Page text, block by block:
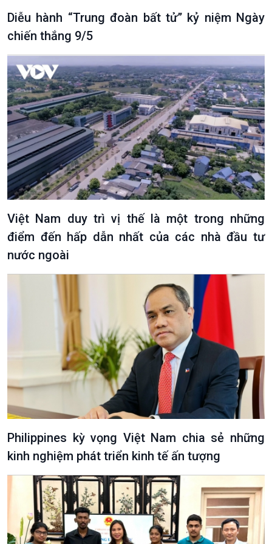
Văn hoá & Du lịch
Tin Văn hoá & Du lịch
Câu chuyện Thể thao
Multimedia
Ảnh
Infographic
E-Magazine
Diễu hành “Trung đoàn bất tử” kỷ niệm Ngày
chiến thắng 9/5
Việt Nam duy trì vị thế là một trong những
điểm đến hấp dẫn nhất của các nhà đầu tư
nước ngoài
Philippines kỳ vọng Việt Nam chia sẻ những
kinh nghiệm phát triển kinh tế ấn tượng